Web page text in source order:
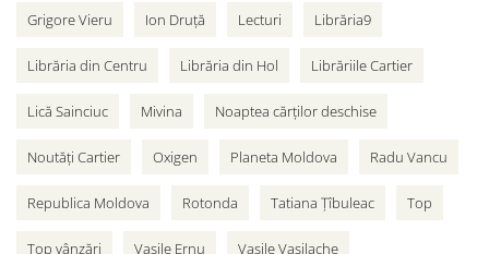
Grigore Vieru Ion Druță Lecturi Librăria9
Librăria din Centru Librăria din Hol Librăriile Cartier
Lică Sainciuc Mivina Noaptea cărților deschise
Noutăți Cartier Oxigen Planeta Moldova Radu Vancu
Republica Moldova Rotonda Tatiana Țîbuleac Top
Top vânzări Vasile Ernu Vasile Vasilache